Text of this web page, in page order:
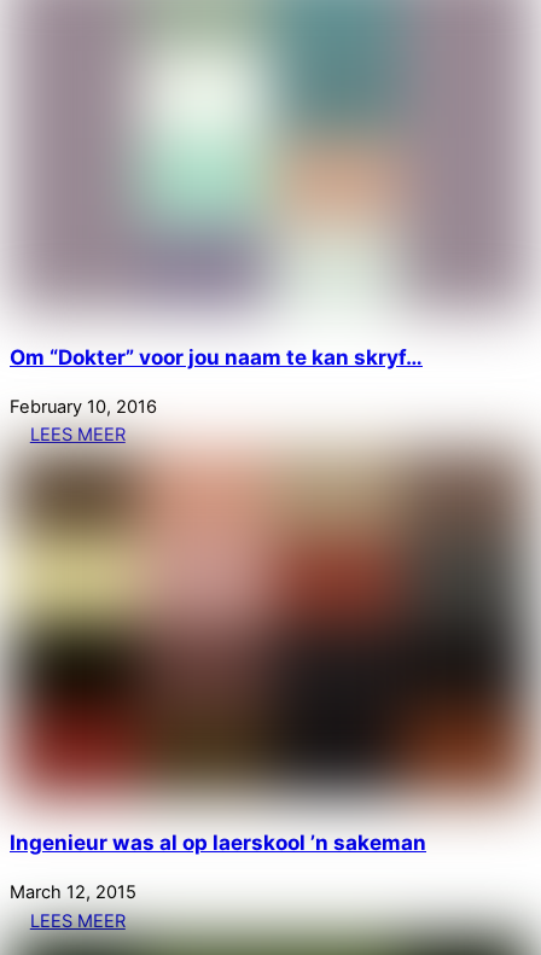
Om “Dokter” voor jou naam te kan skryf…
February 10, 2016
LEES MEER
Ingenieur was al op laerskool ’n sakeman
March 12, 2015
LEES MEER